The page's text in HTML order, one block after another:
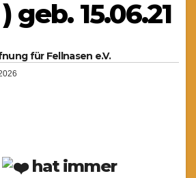
geb. 15.06.21
für Fellnasen e.V.
hat immer